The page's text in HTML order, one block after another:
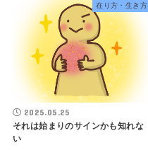
在り方・生き方
2025.05.25
それは始まりのサインかも知れな
い